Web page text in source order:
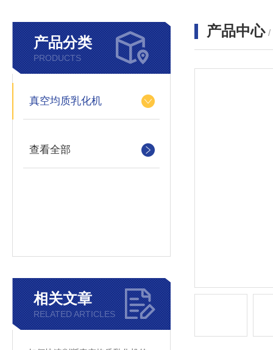
产品分类
PRODUCTS
真空均质乳化机
查看全部
相关文章
RELATED ARTICLES
产品中心 /